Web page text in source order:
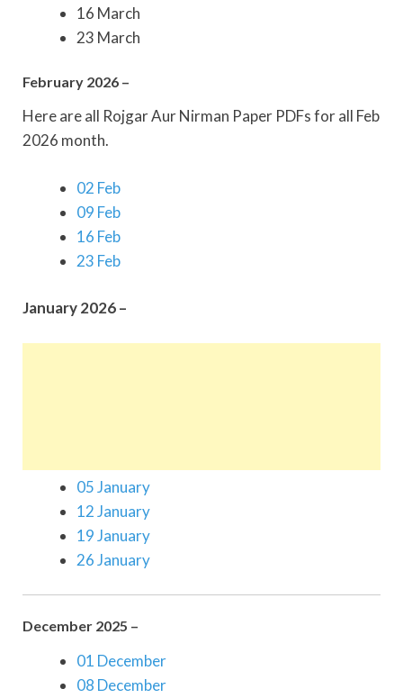
16 March
23 March
February 2026 –
Here are all Rojgar Aur Nirman Paper PDFs for all Feb
2026 month.
02 Feb
09 Feb
16 Feb
23 Feb
January 2026 –
05 January
12 January
19 January
26 January
December 2025 –
01 December
08 December